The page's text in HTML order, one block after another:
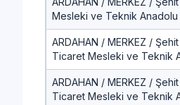
Mesleki ve Teknik Anadolu
ARDAHAN / MERKEZ /
Ticaret Mesleki ve Teknik
ARDAHAN / MERKEZ /
Ticaret Mesleki ve Teknik